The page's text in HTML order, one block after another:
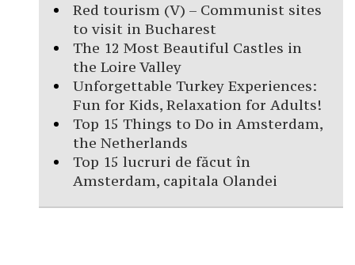
Red tourism (V) – Communist sites
to visit in Bucharest
The 12 Most Beautiful Castles in
the Loire Valley
Unforgettable Turkey Experiences:
Fun for Kids, Relaxation for Adults!
Top 15 Things to Do in Amsterdam,
the Netherlands
Top 15 lucruri de făcut în
Amsterdam, capitala Olandei